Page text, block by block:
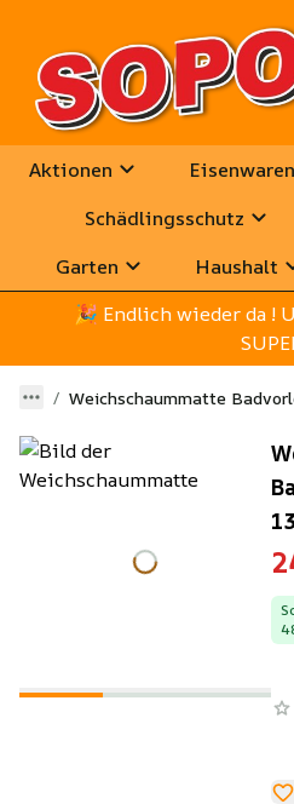
Aktionen Eisenwaren
Schädlingsschutz
Garten
Haushalt
🎉 Endlich wieder da !
Weichschaummatte